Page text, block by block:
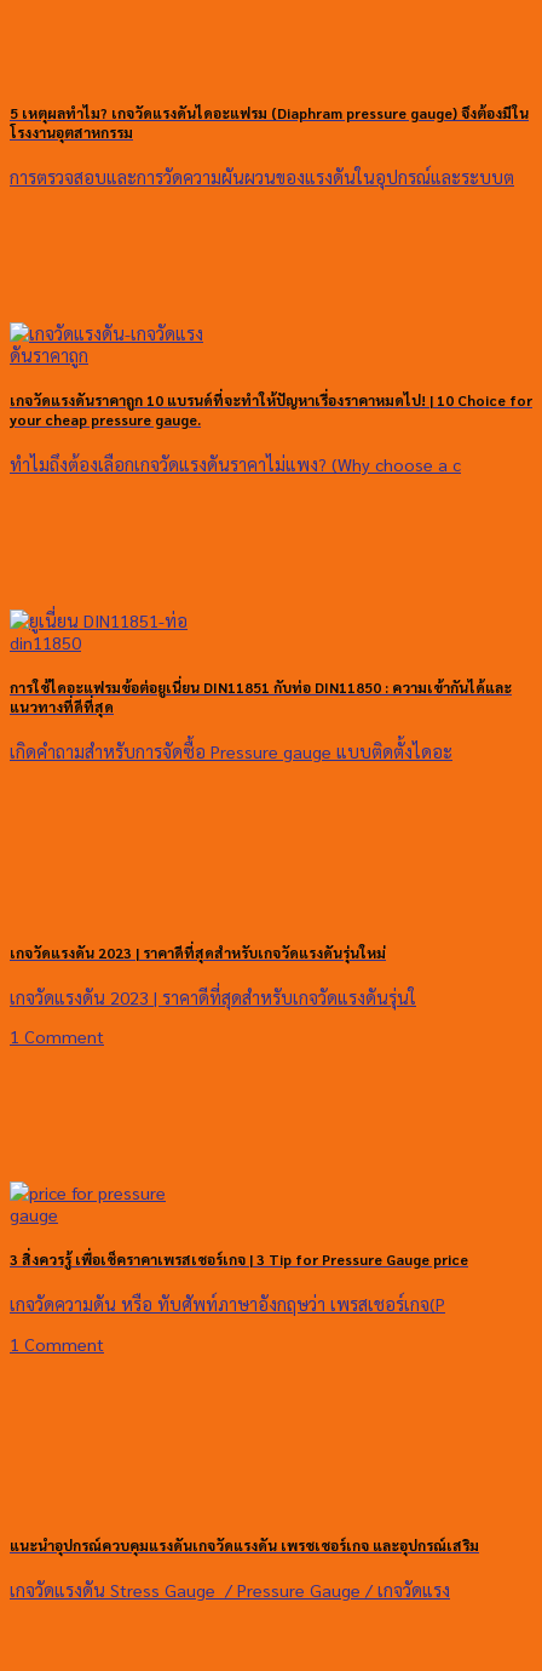
5 เหตุผลทำไม? เกจวัดแรงดันไดอะแฟรม (Diaphram pressure gauge) จึงต้องมีใน
โรงงานอุตสาหกรรม
การตรวจสอบและการวัดความผันผวนของแรงดันในอุปกรณ์และระบบต
เกจวัดแรงดันราคาถูก 10 แบรนด์ที่จะทำให้ปัญหาเรื่องราคาหมดไป! | 10 Choice for
your cheap pressure gauge.
ทำไมถึงต้องเลือกเกจวัดแรงดันราคาไม่แพง? (Why choose a c
การใช้ไดอะแฟรมข้อต่อยูเนี่ยน DIN11851 กับท่อ DIN11850 : ความเข้ากันได้และ
แนวทางที่ดีที่สุด
เกิดคำถามสำหรับการจัดซื้อ Pressure gauge แบบติดตั้งไดอะ
เกจวัดแรงดัน 2023 | ราคาดีที่สุดสำหรับเกจวัดแรงดันรุ่นใหม่
เกจวัดแรงดัน 2023 | ราคาดีที่สุดสำหรับเกจวัดแรงดันรุ่นใ
1 Comment
3 สิ่งควรรู้ เพื่อเช็คราคาเพรสเชอร์เกจ | 3 Tip for Pressure Gauge price
เกจวัดความดัน หรือ ทับศัพท์ภาษาอังกฤษว่า เพรสเชอร์เกจ(P
1 Comment
แนะนำอุปกรณ์ควบคุมแรงดันเกจวัดแรงดัน เพรชเชอร์เกจ และอุปกรณ์เสริม
เกจวัดแรงดัน Stress Gauge / Pressure Gauge / เกจวัดแรง